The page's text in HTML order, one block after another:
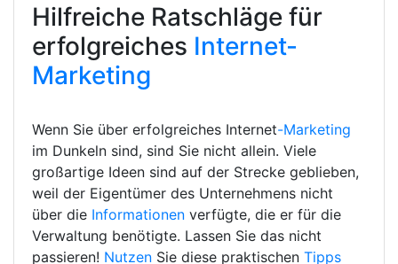
Hilfreiche Ratschläge für
erfolgreiches Internet-
Marketing
Wenn Sie über erfolgreiches Internet-Marketing
im Dunkeln sind, sind Sie nicht allein. Viele
großartige Ideen sind auf der Strecke geblieben,
weil der Eigentümer des Unternehmens nicht
über die Informationen verfügte, die er für die
Verwaltung benötigte. Lassen Sie das nicht
passieren! Nutzen Sie diese praktischen Tipps